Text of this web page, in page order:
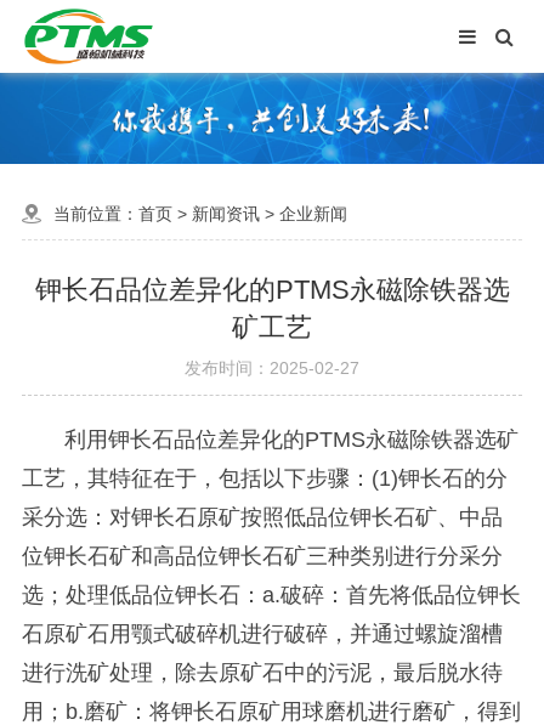
当前位置： 首页> 新闻资讯> 企业新闻
钾长石品位差异化的PTMS永磁除铁器选
矿工艺
发布时间：2025-02-27
利用钾长石品位差异化的PTMS永磁除铁器选矿
工艺，其特征在于，包括以下步骤：(1)钾长石的分
采分选：对钾长石原矿按照低品位钾长石矿、中品
位钾长石矿和高品位钾长石矿三种类别进行分采分
选；处理低品位钾长石：a.破碎：首先将低品位钾长
石原矿石用颚式破碎机进行破碎，并通过螺旋溜槽
进行洗矿处理，除去原矿石中的污泥，最后脱水待
用；b.磨矿：将钾长石原矿用球磨机进行磨矿，得到